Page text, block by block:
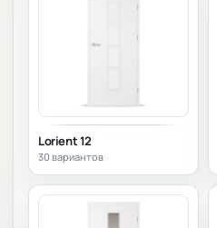
Lorient 12
30 вариантов